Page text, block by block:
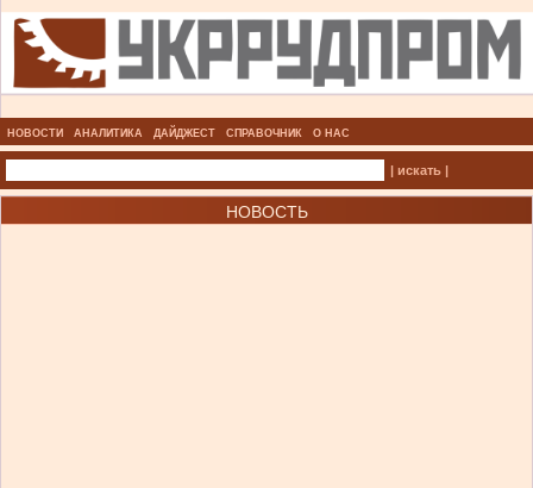
НОВОСТИ АНАЛИТИКА ДАЙДЖЕСТ СПРАВОЧНИК О НАС
| искать |
НОВОСТЬ